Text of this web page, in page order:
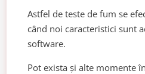
Astfel de teste de fum se
când noi caracteristici sunt
software.
Pot exista și alte momente